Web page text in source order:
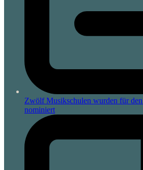
Zwölf Musikschulen wurden für
nominiert